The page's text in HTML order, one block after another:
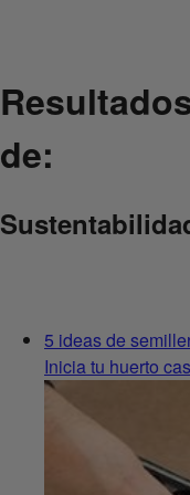
de:
5 ideas de
Inicia tu huerto